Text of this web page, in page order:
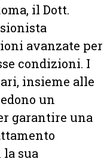
il Dott.
avanzate per
condizioni. I
insieme alle
un
garantire una
la sua